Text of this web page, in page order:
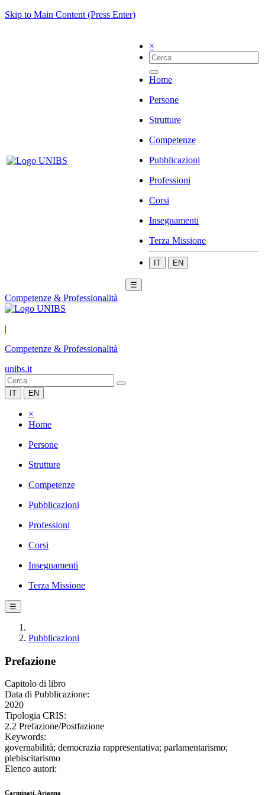
Skip to Main Content (Press Enter)
×
Home
Persone
Strutture
Competenze
Pubblicazioni
Professioni
Corsi
Insegnamenti
Terza Missione
IT EN
☰
Competenze & Professionalità
|
Competenze & Professionalità
unibs.it
IT EN
×
Home
Persone
Strutture
Competenze
Pubblicazioni
Professioni
Corsi
Insegnamenti
Terza Missione
☰
Pubblicazioni
Prefazione
Capitolo di libro
Data di Pubblicazione:
2020
Tipologia CRIS:
2.2 Prefazione/Postfazione
Keywords:
governabilità; democrazia rappresentativa; parlamentarismo;
plebiscitarismo
Elenco autori:
Carminati, Arianna